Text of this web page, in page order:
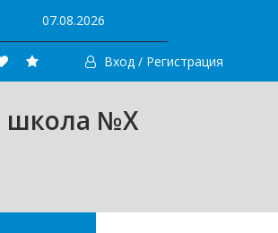
07.08.2026
Вход / Регистрация
школа №X